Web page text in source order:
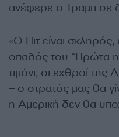
ανέφερε ο Τραμπ σε
«Ο Πιτ είναι
οπαδός του “Πρώτα η
τιμόνι, οι εχθροί της
– ο στρατός μας θα
η Αμερική δεν θα